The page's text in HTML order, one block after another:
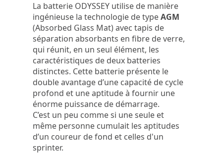
La batterie ODYSSEY utilise de manière
ingénieuse la technologie de typeAGM
(Absorbed Glass Mat) avec tapis de
séparation absorbants en fibre de verre,
qui réunit, en un seul élément, les
caractéristiques de deux batteries
distinctes. Cette batterie présente le
double avantage d’une capacité de cycle
profond et une aptitude à fournir une
énorme puissance de démarrage.
C’est un peu comme si une seule et
même personne cumulait les aptitudes
d’un coureur de fond et celles d'un
sprinter.